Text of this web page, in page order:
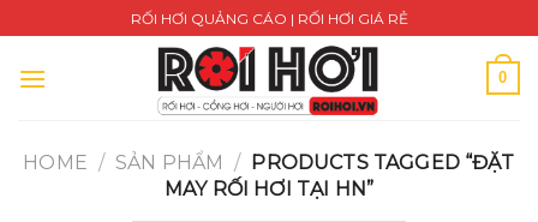
to
content
RỐI HƠI QUẢNG CÁO | RỐI HƠI GIÁ RẺ
0
HOME / SẢN PHẨM / PRODUCTS TAGGED “ĐẶT
MAY RỐI HƠI TẠI HN”